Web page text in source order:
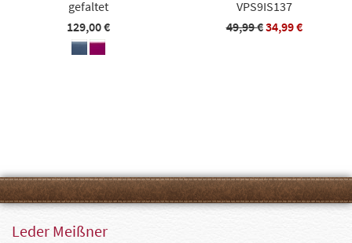
gefaltet
129,00 €
VPS9IS137
49,99 €34,99 €
Leder Meißner